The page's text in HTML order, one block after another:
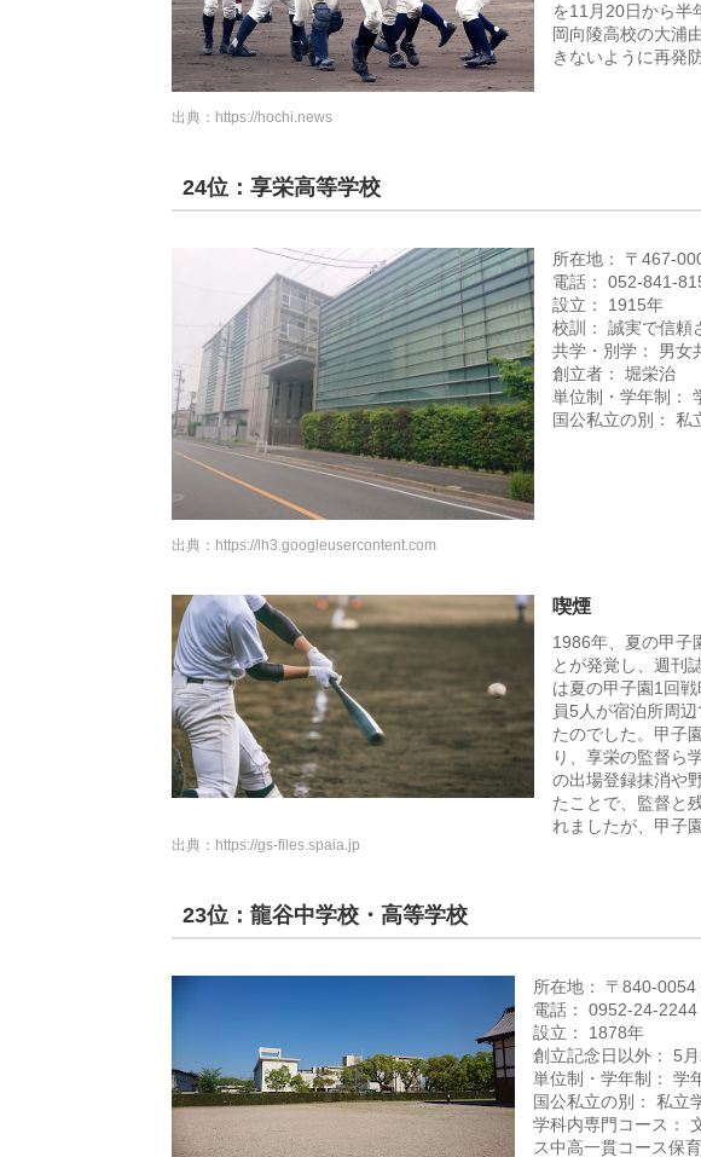
を11月20日から半
岡向陵高校の大浦
きないように再発
出典： https://hochi.news
24位：享栄高等学校
所在地： 〒467-
電話： 052-841-
設立： 1915年
校訓： 誠実で信頼
共学・別学： 男女
創立者： 堀栄治
単位制・学年制：
国公私立の別： 私
出典： https://lh3.googleusercontent.com
喫煙
1986年、夏の甲子
とが発覚し、週刊
は夏の甲子園1回
員5人が宿泊所周
たのでした。甲子
り、享栄の監督ら
の出場登録抹消や
たことで、監督と
れましたが、甲子
出典： https://gs-files.spaia.jp
23位：龍谷中学校・高等学校
所在地： 〒840-
電話： 0952-24-2244
設立： 1878年
創立記念日以外： 5
単位制・学年制： 学
国公私立の別： 私立
学科内専門コース：
ス中高一貫コース保